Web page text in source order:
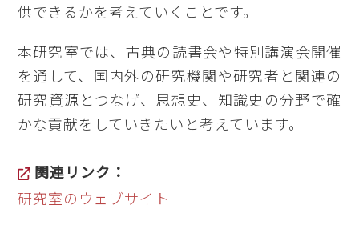
供できるかを考えていくことです。
本研究室では、古典の読書会や特別講演会開催
を通して、国内外の研究機関や研究者と関連の
研究資源とつなげ、思想史、知識史の分野で確
かな貢献をしていきたいと考えています。
関連リンク：
研究室のウェブサイト